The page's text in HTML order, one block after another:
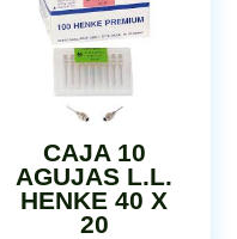
CAJA 10
AGUJAS L.L.
HENKE 40 X
20